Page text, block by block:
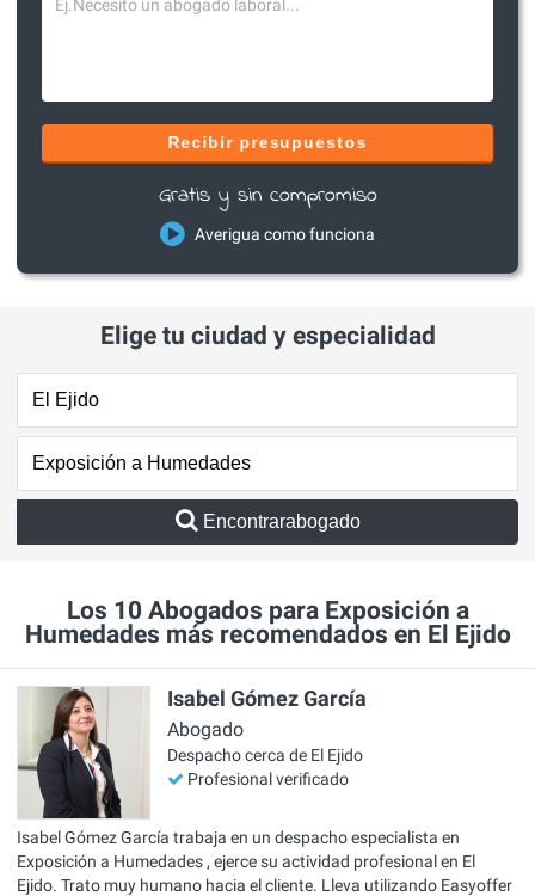
Recibir presupuestos
Gratis y sin compromiso
Averigua como funciona
Elige tu ciudad y especialidad
Encontrarabogado
Los 10 Abogados para Exposición a
Humedades más recomendados en El Ejido
Isabel Gómez García
Abogado
Despacho cerca de El Ejido
Profesional verificado
Isabel Gómez García trabaja en un despacho especialista en
Exposición a Humedades , ejerce su actividad profesional en El
Ejido. Trato muy humano hacia el cliente. Lleva utilizando Easyoffer